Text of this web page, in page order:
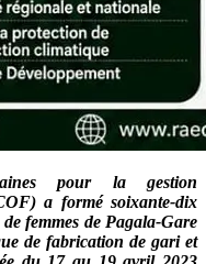
pour la gestion
a formé soixante-dix
femmes de Pagala-Gare
de fabrication de gari et